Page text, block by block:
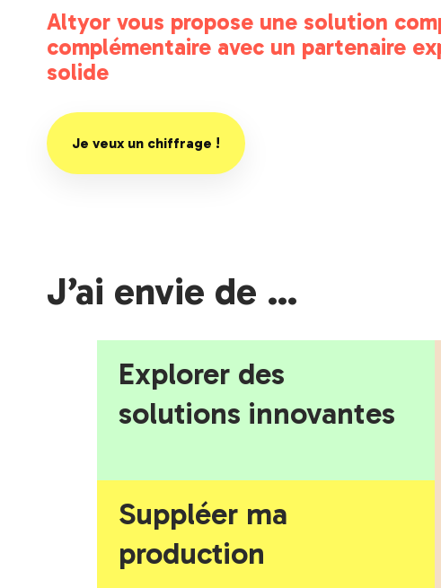
Altyor vous propose une solution
complémentaire avec un partenaire
solide
Je veux un chiffrage !
J’ai envie de …
Explorer des
solutions innovantes
Suppléer ma
production